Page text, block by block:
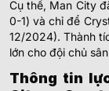
Cụ thể, Man City
0-1) và chỉ để
12/2024). Thành
lớn cho đội chủ
Thông tin